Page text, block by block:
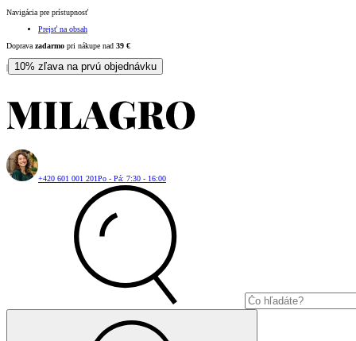
Navigácia pre prístupnosť
Prejsť na obsah
Doprava zadarmo pri nákupe nad 39 €
| 10% zľava na prvú objednávku
+420 601 001 201Po - Pá: 7:30 - 16:00